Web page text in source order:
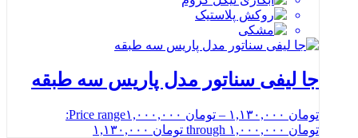
جا لیفی سناتور مدل پاریس سه طبقه
تومان – تومان
Price range:
تومان ۱,۰۰۰,۰۰۰ through تومان ۱,۱۳۰,۰۰۰